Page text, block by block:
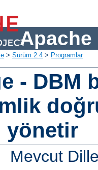
Apache
> Sürüm 2.4 > Programlar
- DBM
yönetir
Mevcut